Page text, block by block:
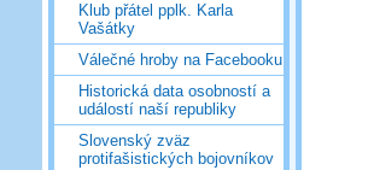
Klub přátel pplk. Karla
Vašátky
Válečné hroby na Facebooku
Historická data osobností a
událostí naší republiky
Slovenský zväz
protifašistických bojovníkov